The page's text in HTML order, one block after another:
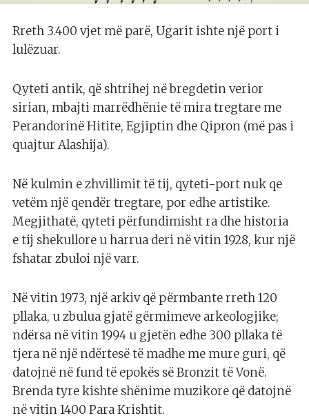
Rreth 3.400 vjet më parë, Ugarit ishte një port i
lulëzuar.
Qyteti antik, që shtrihej në bregdetin verior
sirian, mbajti marrëdhënie të mira tregtare me
Perandorinë Hitite, Egjiptin dhe Qipron (më pas i
quajtur Alashija).
Në kulmin e zhvillimit të tij, qyteti-port nuk qe
vetëm një qendër tregtare, por edhe artistike.
Megjithatë, qyteti përfundimisht ra dhe historia
e tij shekullore u harrua deri në vitin 1928, kur një
fshatar zbuloi një varr.
Në vitin 1973, një arkiv që përmbante rreth 120
pllaka, u zbulua gjatë gërmimeve arkeologjike;
ndërsa në vitin 1994 u gjetën edhe 300 pllaka të
tjera në një ndërtesë të madhe me mure guri, që
datojnë në fund të epokës së Bronzit të Vonë.
Brenda tyre kishte shënime muzikore që datojnë
në vitin 1400 Para Krishtit.